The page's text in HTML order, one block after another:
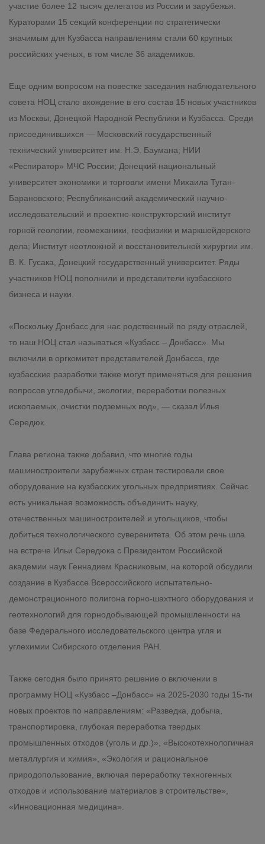
участие более 12 тысяч делегатов из России и зарубежья.
Кураторами 15 секций конференции по стратегически
значимым для Кузбасса направлениям стали 60 крупных
российских ученых, в том числе 36 академиков.
Еще одним вопросом на повестке заседания наблюдательного
совета НОЦ стало вхождение в его состав 15 новых участников
из Москвы, Донецкой Народной Республики и Кузбасса. Среди
присоединившихся — Московский государственный
технический университет им. Н.Э. Баумана; НИИ
«Респиратор» МЧС России; Донецкий национальный
университет экономики и торговли имени Михаила Туган-
Барановского; Республиканский академический научно-
исследовательский и проектно-конструкторский институт
горной геологии, геомеханики, геофизики и маркшейдерского
дела; Институт неотложной и восстановительной хирургии им.
В. К. Гусака, Донецкий государственный университет. Ряды
участников НОЦ пополнили и представители кузбасского
бизнеса и науки.
«Поскольку Донбасс для нас родственный по ряду отраслей,
то наш НОЦ стал называться «Кузбасс – Донбасс». Мы
включили в оргкомитет представителей Донбасса, где
кузбасские разработки также могут применяться для решения
вопросов угледобычи, экологии, переработки полезных
ископаемых, очистки подземных вод», — сказал Илья
Середюк.
Глава региона также добавил, что многие годы
машиностроители зарубежных стран тестировали свое
оборудование на кузбасских угольных предприятиях. Сейчас
есть уникальная возможность объединить науку,
отечественных машиностроителей и угольщиков, чтобы
добиться технологического суверенитета. Об этом речь шла
на встрече Ильи Середюка с Президентом Российской
академии наук Геннадием Красниковым, на которой обсудили
создание в Кузбассе Всероссийского испытательно-
демонстрационного полигона горно-шахтного оборудования и
геотехнологий для горнодобывающей промышленности на
базе Федерального исследовательского центра угля и
углехимии Сибирского отделения РАН.
Также сегодня было принято решение о включении в
программу НОЦ «Кузбасс –Донбасс» на 2025-2030 годы 15-ти
новых проектов по направлениям: «Разведка, добыча,
транспортировка, глубокая переработка твердых
промышленных отходов (уголь и др.)», «Высокотехнологичная
металлургия и химия», «Экология и рациональное
природопользование, включая переработку техногенных
отходов и использование материалов в строительстве»,
«Инновационная медицина».